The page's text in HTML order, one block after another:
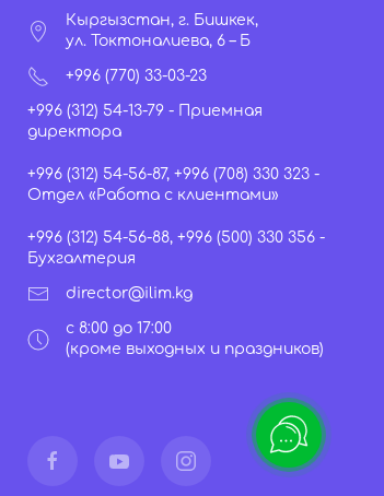
Кыргызстан, г. Бишкек,
ул. Токтоналиева, 6 – Б
+996 (770) 33-03-23
+996 (312) 54-13-79 - Приемная
директора
+996 (312) 54-56-87, +996 (708) 330 323 -
Отдел «Работа с клиентами»
+996 (312) 54-56-88, +996 (500) 330 356 -
Бухгалтерия
director@ilim.kg
с 8:00 до 17:00
(кроме выходных и праздников)